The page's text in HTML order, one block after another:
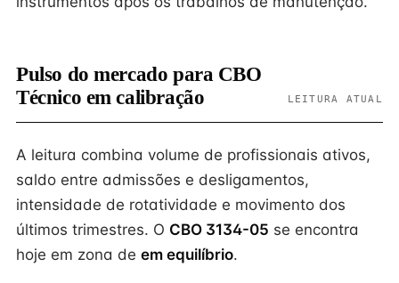
Pulso do mercado para CBO
Técnico em calibração
LEITURA ATUAL
A leitura combina volume de profissionais ativos,
saldo entre admissões e desligamentos,
intensidade de rotatividade e movimento dos
últimos trimestres. O CBO 3134-05 se encontra
hoje em zona de em equilíbrio.